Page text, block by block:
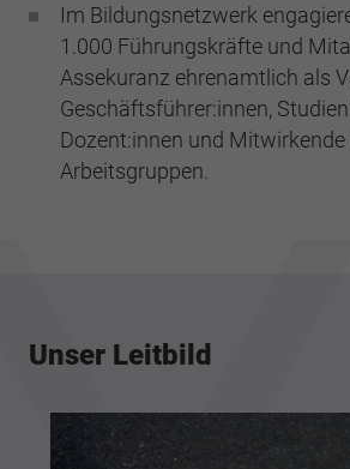
Im Bildungsnetzwerk
1.000 Führungskräfte und
Assekuranz ehrenamtlich als
Geschäftsführer:innen,
Dozent:innen und Mitwirkende
Arbeitsgruppen.
Unser Leitbild